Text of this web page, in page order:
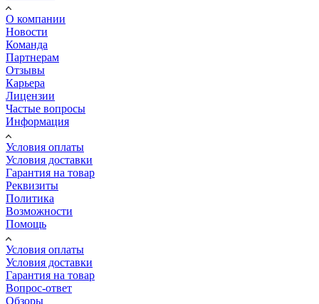
О компании
Новости
Команда
Партнерам
Отзывы
Карьера
Лицензии
Частые вопросы
Информация
Условия оплаты
Условия доставки
Гарантия на товар
Реквизиты
Политика
Возможности
Помощь
Условия оплаты
Условия доставки
Гарантия на товар
Вопрос-ответ
Обзоры